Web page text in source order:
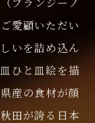
愛顧いただい
いを詰め込ん
ひと皿絵を描
産の食材が顔
田が誇る日本